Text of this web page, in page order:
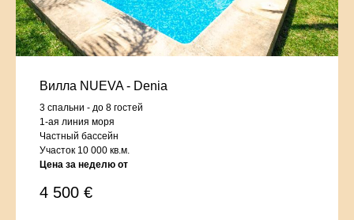
Вилла NUEVA - Denia
3 спальни - до 8 гостей
1-ая линия моря
Частный бассейн
Участок 10 000 кв.м.
Цена за неделю от
4 500 €